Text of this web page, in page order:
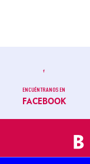
ENCUÉNTRANOS EN
FACEBOOK